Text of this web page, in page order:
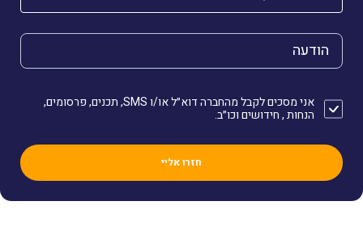
הודעה
אני מסכים לקבל מהחברה דוא״ל או/ו SMS, תכנים, פרסומים,
הנחות , חידושים וכו״ב.